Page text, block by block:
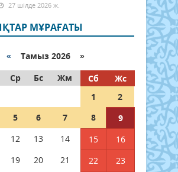
27 шілде 2026 ж.
МҰРАҒАТЫ
« Тамыз 2026 »
Ср Бс Жм Сб
Жс
1
2
5 6 7 8
9
12 13 14 15
16
19 20 21 22 23